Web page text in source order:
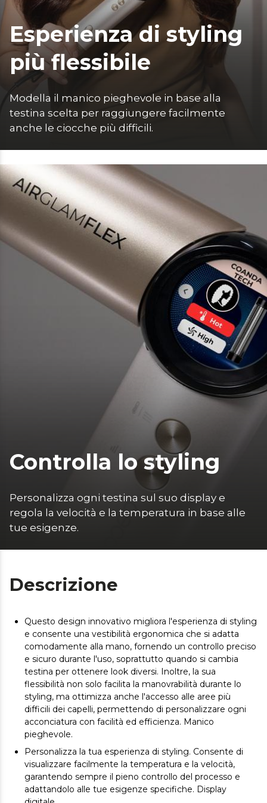
Esperienza di styling
più flessibile
Modella il manico pieghevole in base alla
testina scelta per raggiungere facilmente
anche le ciocche più difficili.
Controlla lo styling
Personalizza ogni testina sul suo display e
regola la velocità e la temperatura in base alle
tue esigenze.
Descrizione
Questo design innovativo migliora l'esperienza di styling
e consente una vestibilità ergonomica che si adatta
comodamente alla mano, fornendo un controllo preciso
e sicuro durante l'uso, soprattutto quando si cambia
testina per ottenere look diversi. Inoltre, la sua
flessibilità non solo facilita la manovrabilità durante lo
styling, ma ottimizza anche l'accesso alle aree più
difficili dei capelli, permettendo di personalizzare ogni
acconciatura con facilità ed efficienza. Manico
pieghevole.
Personalizza la tua esperienza di styling. Consente di
visualizzare facilmente la temperatura e la velocità,
garantendo sempre il pieno controllo del processo e
adattandolo alle tue esigenze specifiche. Display